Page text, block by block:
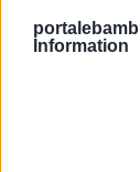
Information